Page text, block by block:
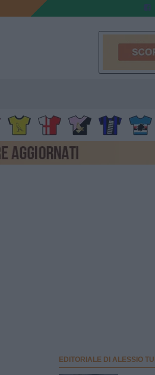
EDITORIALE DI ALESSIO